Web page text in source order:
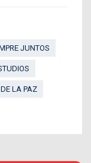
JUNTOS
LA PAZ